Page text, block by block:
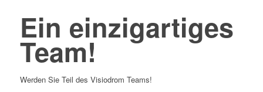
Ein einzigartiges
Team!
Werden Sie Teil des Visiodrom Teams!